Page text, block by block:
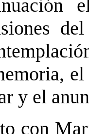
y el
con